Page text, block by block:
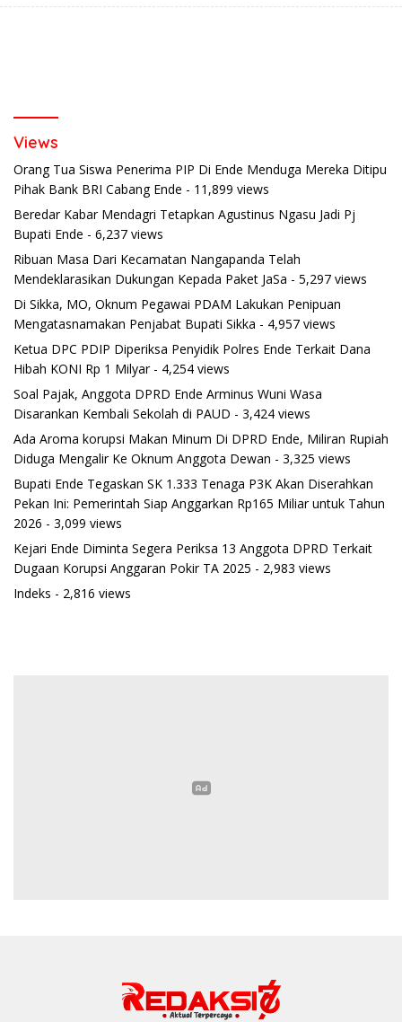
Views
Orang Tua Siswa Penerima PIP Di Ende Menduga Mereka Ditipu
Pihak Bank BRI Cabang Ende - 11,899 views
Beredar Kabar Mendagri Tetapkan Agustinus Ngasu Jadi Pj
Bupati Ende - 6,237 views
Ribuan Masa Dari Kecamatan Nangapanda Telah
Mendeklarasikan Dukungan Kepada Paket JaSa - 5,297 views
Di Sikka, MO, Oknum Pegawai PDAM Lakukan Penipuan
Mengatasnamakan Penjabat Bupati Sikka - 4,957 views
Ketua DPC PDIP Diperiksa Penyidik Polres Ende Terkait Dana
Hibah KONI Rp 1 Milyar- 4,254 views
Soal Pajak, Anggota DPRD Ende Arminus Wuni Wasa
Disarankan Kembali Sekolah di PAUD - 3,424 views
Ada Aroma korupsi Makan Minum Di DPRD Ende, Miliran Rupiah
Diduga Mengalir Ke Oknum Anggota Dewan - 3,325 views
Bupati Ende Tegaskan SK 1.333 Tenaga P3K Akan Diserahkan
Pekan Ini: Pemerintah Siap Anggarkan Rp165 Miliar untuk Tahun
2026 - 3,099 views
Kejari Ende Diminta Segera Periksa 13 Anggota DPRD Terkait
Dugaan Korupsi Anggaran Pokir TA 2025 - 2,983 views
Indeks - 2,816 views